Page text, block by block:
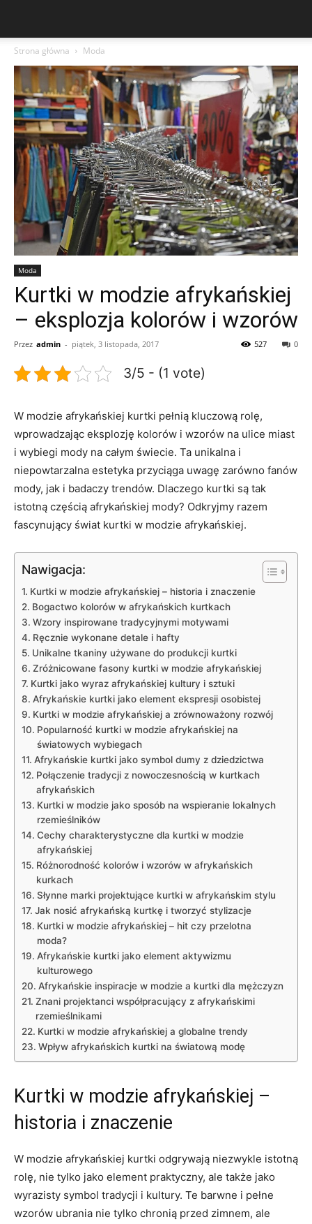
Strona główna Moda
Moda
Kurtki w modzie afrykańskiej
– eksplozja kolorów i wzorów
Przez admin - piątek, 3 listopada, 2017 0
527
3/5 - (1 vote)
W modzie afrykańskiej kurtki pełnią kluczową rolę,‍
wprowadzając eksplozję kolorów i wzorów na ulice⁤ miast
⁤i ‌wybiegi mody na całym świecie.⁤ Ta unikalna ‍i
niepowtarzalna estetyka przyciąga uwagę zarówno fanów
mody, jak i badaczy trendów. Dlaczego kurtki są ‌tak
istotną częścią ⁢afrykańskiej mody? Odkryjmy razem
fascynujący świat kurtki w modzie afrykańskiej.
Nawigacja:
Kurtki w modzie afrykańskiej – historia i‍ znaczenie
Bogactwo kolorów w afrykańskich kurtkach
Wzory inspirowane tradycyjnymi motywami
Ręcznie wykonane detale i hafty
Unikalne tkaniny używane do produkcji kurtki
Zróżnicowane fasony kurtki ⁢w ⁢modzie afrykańskiej
Kurtki jako wyraz afrykańskiej⁣ kultury i sztuki
Afrykańskie kurtki jako element ekspresji ‌osobistej
Kurtki w‍ modzie afrykańskiej a zrównoważony rozwój
Popularność kurtki w modzie afrykańskiej na
światowych wybiegach
Afrykańskie kurtki jako symbol dumy z dziedzictwa
Połączenie tradycji z‍ nowoczesnością w kurtkach
afrykańskich
Kurtki w modzie jako sposób na wspieranie‌ lokalnych
rzemieślników
Cechy charakterystyczne dla kurtki w modzie
afrykańskiej
Różnorodność kolorów i wzorów ‍w afrykańskich
kurkach
Słynne⁣ marki projektujące kurtki w afrykańskim stylu
Jak⁣ nosić afrykańską kurtkę i tworzyć stylizacje
Kurtki ‍w modzie afrykańskiej – hit czy przelotna
moda?
Afrykańskie kurtki jako ​element aktywizmu
kulturowego
Afrykańskie inspiracje w ⁢modzie a kurtki dla mężczyzn
Znani projektanci współpracujący z afrykańskimi
rzemieślnikami
Kurtki ⁤w⁣ modzie afrykańskiej a globalne trendy
Wpływ afrykańskich kurtki na światową modę
Kurtki w modzie afrykańskiej –
historia i‍ znaczenie
W modzie afrykańskiej kurtki odgrywają niezwykle istotną
‍rolę, nie tylko jako element praktyczny, ale także jako
wyrazisty symbol tradycji i kultury.​ Te barwne i pełne
wzorów ubrania nie tylko chronią przed ‍zimnem, ale